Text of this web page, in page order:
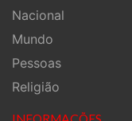
Nacional
Mundo
Pessoas
Religião